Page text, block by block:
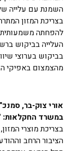
בצריכת המזון
להפחתה משמעותית
העלייה בביקוש
בביקוש בערוצי
מהצמצום באפיקי
אורי צוק-בר,
במשרד החקלאות:
בצריכת מוצרי
הציבור הרחב